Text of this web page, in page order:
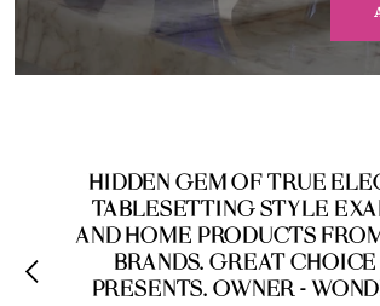
HIDDEN GEM OF TRUE
TABLESETTING STYLE
AND HOME PRODUCTS
BRANDS. GREAT
PRESENTS. OWNER -